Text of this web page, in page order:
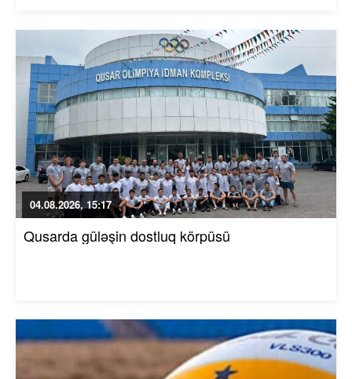
04.08.2026, 15:17
Qusarda güləşin dostluq körpüsü